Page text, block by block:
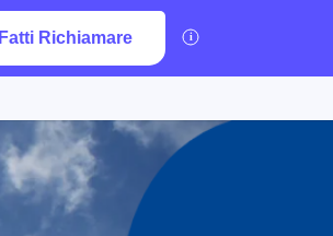
Fatti Richiamare